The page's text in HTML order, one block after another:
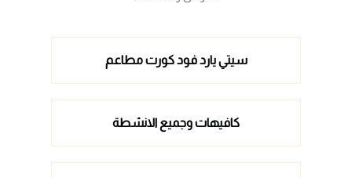
سيتي يارد فود كورت مطاعم
كافيهات وجميع الانشطة